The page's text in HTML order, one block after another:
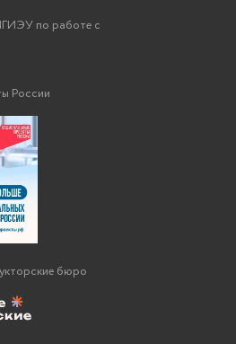
по работе с
России
бюро